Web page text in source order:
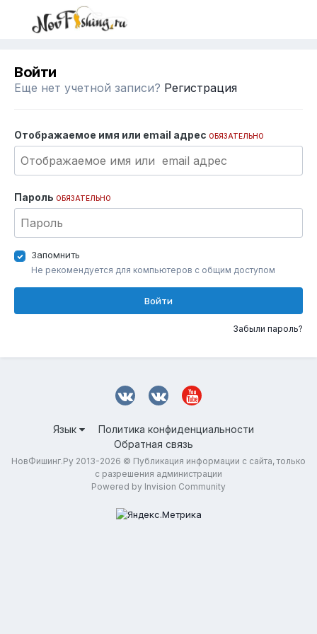
Войти
Еще нет учетной записи? Регистрация
Отображаемое имя или email адрес ОБЯЗАТЕЛЬНО
Пароль ОБЯЗАТЕЛЬНО
Запомнить
Не рекомендуется для компьютеров с общим доступом
Войти
Забыли пароль?
Язык
Политика конфиденциальности
Обратная связь
НовФишинг.Ру 2013-2026 © Публикация информации с сайта, только
с разрешения администрации
Powered by Invision Community